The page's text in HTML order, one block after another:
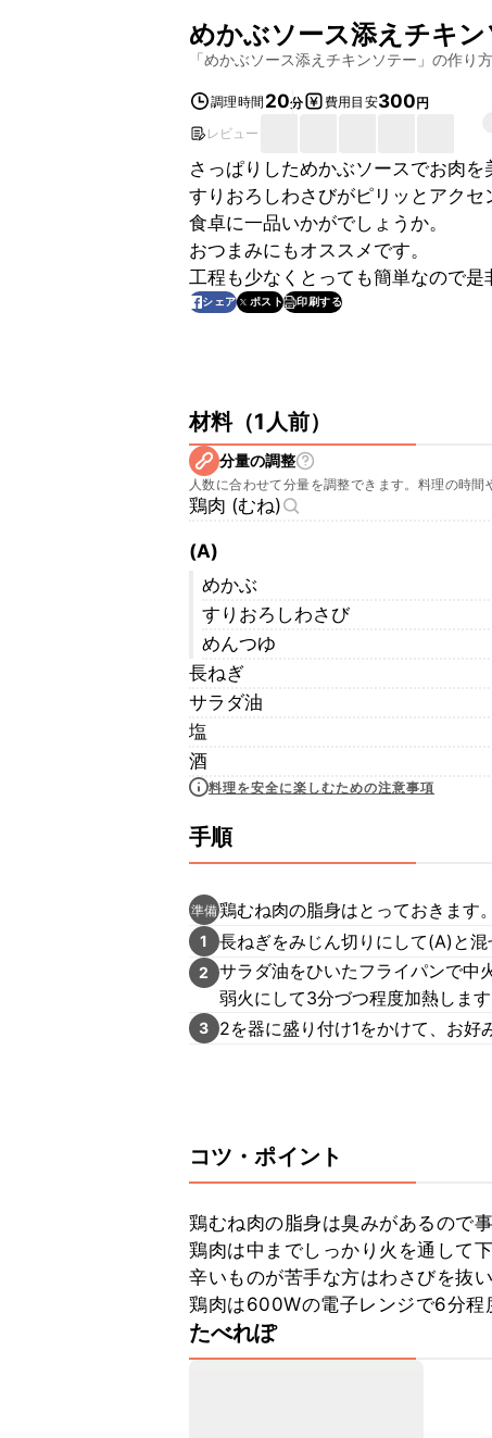
めかぶソース添えチキン
「めかぶソース添えチキンソテー 」の作り
調理時間 20分 費用目安300円
レビュー
さっぱりしためかぶソースでお肉を
すりおろしわさびがピリッとアクセ
食卓に一品いかがでしょうか。
おつまみにもオススメです。
工程も少なくとっても簡単なので是
シェア ポスト 印刷する
材料（1人前）
分量の調整
人数に合わせて分量を調整できます。料理の時
鶏肉 (むね)
(A)
めかぶ
すりおろしわさび
めんつゆ
長ねぎ
サラダ油
塩
酒
料理を安全に楽しむための注意事項
手順
準備鶏むね肉の脂身はとっておきます。
1 長ねぎをみじん切りにして(A)と混
2
サラダ油をひいたフライパンで中
弱火にして3分づつ程度加熱します
3 2を器に盛り付け1をかけて、お好
コツ・ポイント
鶏むね肉の脂身は臭みがあるので
鶏肉は中までしっかり火を通して下
辛いものが苦手な方はわさびを抜
鶏肉は600Wの電子レンジで6分程
たべれぽ